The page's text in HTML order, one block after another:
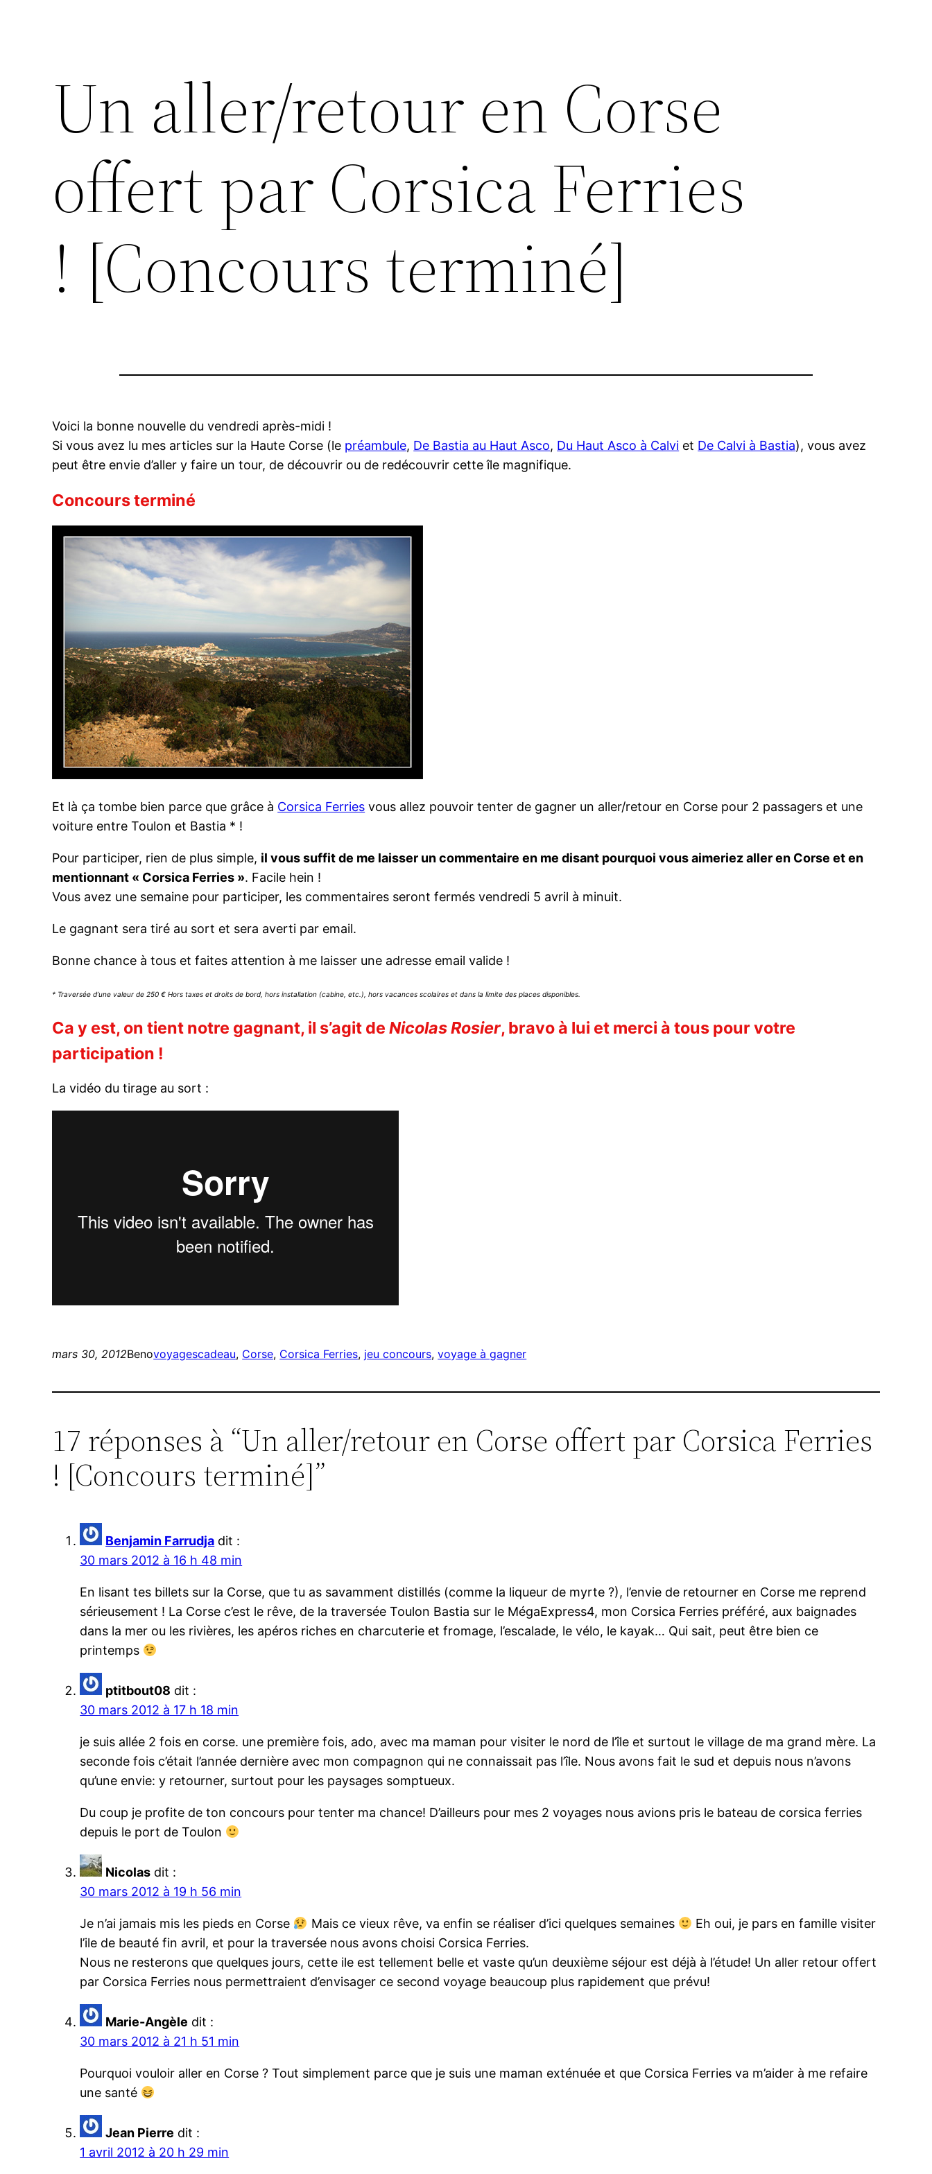
Un aller/retour en Corse
offert par Corsica Ferries
! [Concours terminé]
Voici la bonne nouvelle du vendredi après-midi !
Si vous avez lu mes articles sur la Haute Corse (le préambule, De Bastia au Haut Asco, Du Haut Asco à Calvi et De Calvi à Bastia), vous avez
peut être envie d’aller y faire un tour, de découvrir ou de redécouvrir cette île magnifique.
Concours terminé
Et là ça tombe bien parce que grâce à Corsica Ferries vous allez pouvoir tenter de gagner un aller/retour en Corse pour 2 passagers et une
voiture entre Toulon et Bastia * !
Pour participer, rien de plus simple, il vous suffit de me laisser un commentaire en me disant pourquoi vous aimeriez aller en Corse et en
mentionnant « Corsica Ferries ». Facile hein !
Vous avez une semaine pour participer, les commentaires seront fermés vendredi 5 avril à minuit.
Le gagnant sera tiré au sort et sera averti par email.
Bonne chance à tous et faites attention à me laisser une adresse email valide !
* Traversée d’une valeur de 250 € Hors taxes et droits de bord, hors installation (cabine, etc.), hors vacances scolaires et dans la limite des places disponibles.
Ca y est, on tient notre gagnant, il s’agit deNicolas Rosier, bravo à lui et merci à tous pour votre
participation !
La vidéo du tirage au sort :
mars 30, 2012Benovoyagescadeau, Corse, Corsica Ferries, jeu concours, voyage à gagner
17 réponses à “Un aller/retour en Corse offert par Corsica Ferries
! [Concours terminé]”
Benjamin Farrudja dit :
30 mars 2012 à 16 h 48 min
En lisant tes billets sur la Corse, que tu as savamment distillés (comme la liqueur de myrte ?), l’envie de retourner en Corse me reprend
sérieusement ! La Corse c’est le rêve, de la traversée Toulon Bastia sur le MégaExpress4, mon Corsica Ferries préféré, aux baignades
dans la mer ou les rivières, les apéros riches en charcuterie et fromage, l’escalade, le vélo, le kayak… Qui sait, peut être bien ce
printemps
ptitbout08 dit :
30 mars 2012 à 17 h 18 min
je suis allée 2 fois en corse. une première fois, ado, avec ma maman pour visiter le nord de l’île et surtout le village de ma grand mère. La
seconde fois c’était l’année dernière avec mon compagnon qui ne connaissait pas l’île. Nous avons fait le sud et depuis nous n’avons
qu’une envie: y retourner, surtout pour les paysages somptueux.
Du coup je profite de ton concours pour tenter ma chance! D’ailleurs pour mes 2 voyages nous avions pris le bateau de corsica ferries
depuis le port de Toulon
Nicolas dit :
30 mars 2012 à 19 h 56 min
Je n’ai jamais mis les pieds en Corse Mais ce vieux rêve, va enfin se réaliser d’ici quelques semaines
Eh oui, je pars en famille visiter
l’ile de beauté fin avril, et pour la traversée nous avons choisi Corsica Ferries.
Nous ne resterons que quelques jours, cette ile est tellement belle et vaste qu’un deuxième séjour est déjà à l’étude! Un aller retour offert
par Corsica Ferries nous permettraient d’envisager ce second voyage beaucoup plus rapidement que prévu!
Marie-Angèle dit :
30 mars 2012 à 21 h 51 min
Pourquoi vouloir aller en Corse ? Tout simplement parce que je suis une maman exténuée et que Corsica Ferries va m’aider à me refaire
une santé
Jean Pierre dit :
1 avril 2012 à 20 h 29 min